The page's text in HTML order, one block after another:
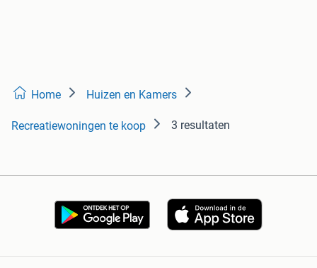
Home Huizen en Kamers
Recreatiewoningen te koop 3 resultaten